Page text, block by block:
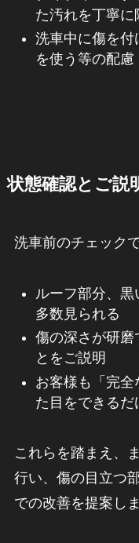
た汚れを丁寧に
洗車中に傷を
を使う等の配慮
状態確認とご説
洗車前のチェック
ルーフ部分、
多数見られる
傷の深さが研磨
とをご説明
お客様も「完
た目をできるだ
これらを踏まえ、
行い、傷の目立つ
での改善を提案しま